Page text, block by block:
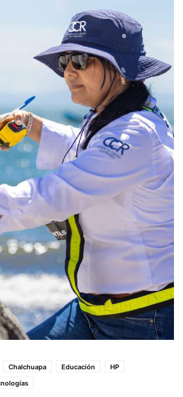
Chalchuapa Educación
HP